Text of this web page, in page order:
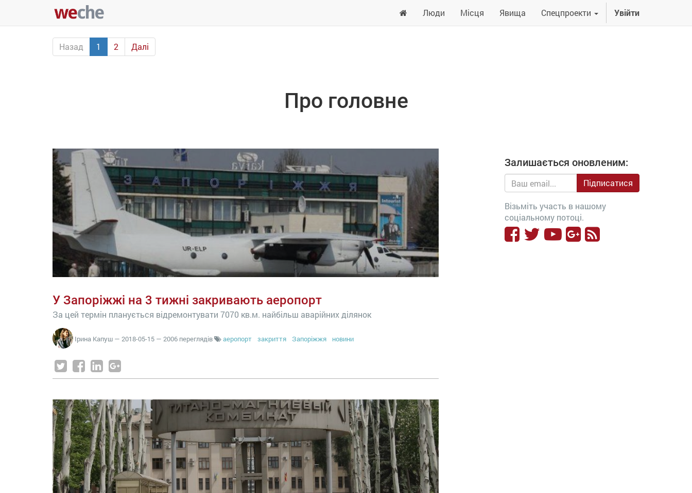
Люди Місця Явища Спецпроекти Увійти
Назад 1 2 Далі
Про головне
У Запоріжжі на 3 тижні закривають аеропорт
За цей термін планується відремонтувати 7070 кв.м. найбільш аварійних ділянок
Ірина Капуш — 2018-05-15 — 2006 переглядів аеропорт закриття Запоріжжя новини
Залишається оновленим:
Підписатися
Візьміть участь в нашому
соціальному потоці.